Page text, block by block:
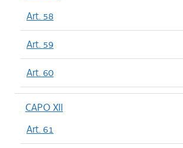
Art. 58
Art. 59
Art. 60
CAPO XII
Art. 61